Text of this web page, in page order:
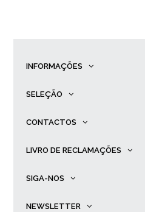
INFORMAÇÕES
SELEÇÃO
CONTACTOS
LIVRO DE RECLAMAÇÕES
SIGA-NOS
NEWSLETTER